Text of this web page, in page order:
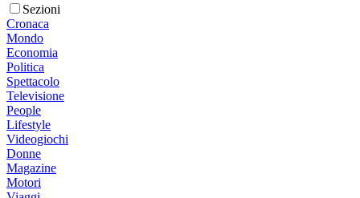
Sezioni
Cronaca
Mondo
Economia
Politica
Spettacolo
Televisione
People
Lifestyle
Videogiochi
Donne
Magazine
Motori